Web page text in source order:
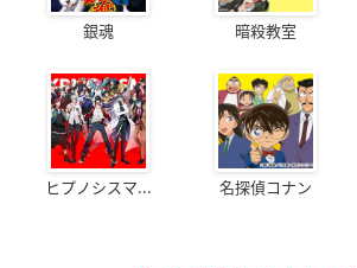
銀魂 暗殺教室
ヒプノシスマ... 名探偵コナン